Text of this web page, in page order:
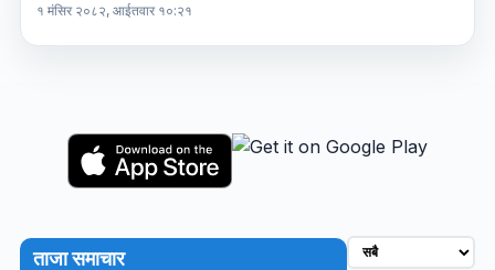
१ मंसिर २०८२, आईतवार १०:२१
ताजा समाचार